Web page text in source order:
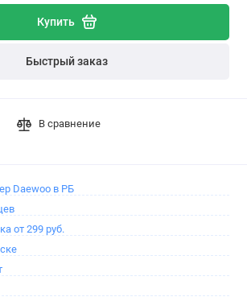
Купить
Быстрый заказ
В сравнение
Daewoo в РБ
от 299 руб.